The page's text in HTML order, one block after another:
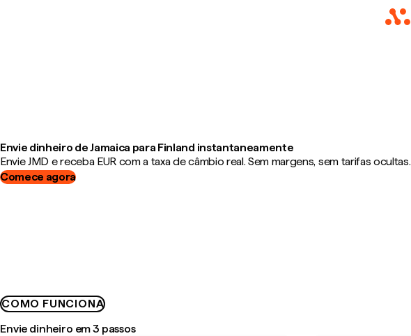
Envie dinheiro de Jamaica para Finland instantaneamente
Envie JMD e receba EUR com a taxa de câmbio real. Sem margens, sem tarifas ocultas.
Comece agora
COMO FUNCIONA
Envie dinheiro em 3 passos